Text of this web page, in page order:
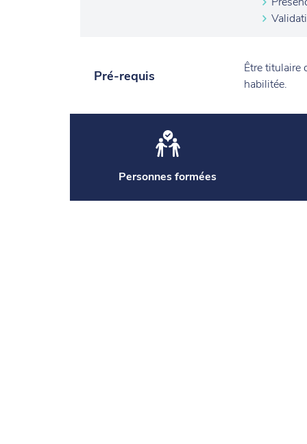
Pré-requis
Être titulaire
habilitée.
Personnes formées